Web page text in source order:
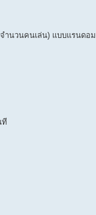
ำนวนคนเล่น) แบบแรนดอม
ที